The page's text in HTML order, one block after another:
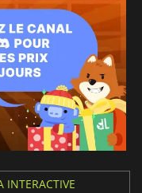
INTERACTIVE